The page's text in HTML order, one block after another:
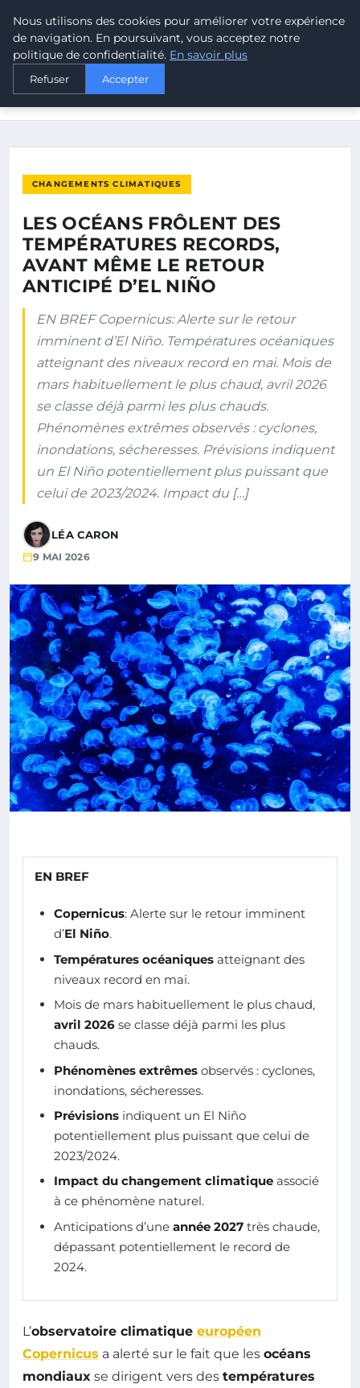
MALTA CLIMATE
ACCUEIL
LES OCÉANS FRÔLENT DES TEMPÉRATURES RECORDS, AVANT
CHANGEMENTS CLIMATIQUES
LES OCÉANS FRÔLENT DES
TEMPÉRATURES RECORDS,
AVANT MÊME LE RETOUR
ANTICIPÉ D’EL NIÑO
EN BREF Copernicus: Alerte sur le retour
imminent d’El Niño. Températures océaniques
atteignant des niveaux record en mai. Mois de
mars habituellement le plus chaud, avril 2026
se classe déjà parmi les plus chauds.
Phénomènes extrêmes observés : cyclones,
inondations, sécheresses. Prévisions indiquent
un El Niño potentiellement plus puissant que
celui de 2023/2024. Impact du […]
LÉA CARON
9 MAI 2026
EN BREF
Copernicus: Alerte sur le retour imminent
d’El Niño.
Températures océaniques atteignant des
niveaux record en mai.
Mois de mars habituellement le plus chaud,
avril 2026 se classe déjà parmi les plus
chauds.
Phénomènes extrêmes observés : cyclones,
inondations, sécheresses.
Prévisions indiquent un El Niño
potentiellement plus puissant que celui de
2023/2024.
Impact du changement climatique associé
à ce phénomène naturel.
Anticipations d’une année 2027 très chaude,
dépassant potentiellement le record de
2024.
L’observatoire climatique européen
Copernicus a alerté sur le fait que les océans
mondiaux se dirigent vers des températures
Nous utilisons des cookies pour améliorer votre expérience
de navigation. En poursuivant, vous acceptez notre
politique de confidentialité. En savoir plus
Refuser Accepter